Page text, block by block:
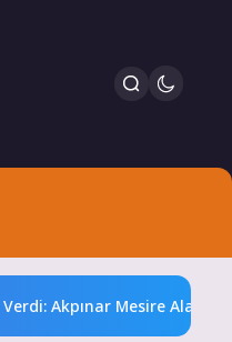
Mesire Alanı Hizmete